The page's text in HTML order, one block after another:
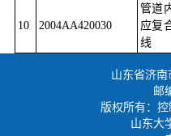
10 2004AA420030
管道
应复
线
山东省济南
邮
版权所有：
山东大